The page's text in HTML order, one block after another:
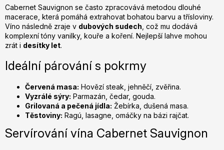
Cabernet Sauvignon se často zpracovává metodou dlouhé
macerace, která pomáhá extrahovat bohatou barvu a třísloviny.
Víno následně zraje v dubových sudech , což mu dodává
komplexní tóny vanilky, kouře a koření. Nejlepší lahve mohou
zrát i desítky let.
Ideální párování s pokrmy
Červená masa: Hovězí steak, jehněčí, zvěřina.
Vyzrálé sýry: Parmazán, čedar, gouda.
Grilovaná a pečená jídla: Žebírka, dušená masa.
Těstoviny: Ragú, lasagne, omáčky na bázi rajčat.
Servírování vína Cabernet Sauvignon